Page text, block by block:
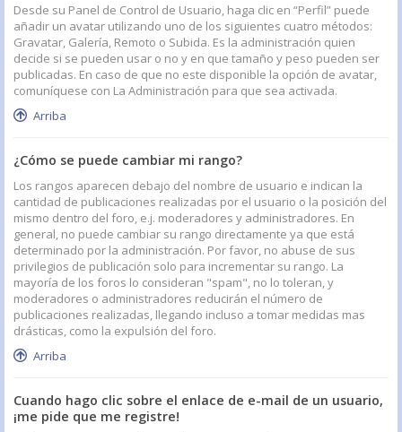
Desde su Panel de Control de Usuario, haga clic en “Perfil” puede
añadir un avatar utilizando uno de los siguientes cuatro métodos:
Gravatar, Galería, Remoto o Subida. Es la administración quien
decide si se pueden usar o no y en que tamaño y peso pueden ser
publicadas. En caso de que no este disponible la opción de avatar,
comuníquese con La Administración para que sea activada.
Arriba
¿Cómo se puede cambiar mi rango?
Los rangos aparecen debajo del nombre de usuario e indican la
cantidad de publicaciones realizadas por el usuario o la posición del
mismo dentro del foro, e.j. moderadores y administradores. En
general, no puede cambiar su rango directamente ya que está
determinado por la administración. Por favor, no abuse de sus
privilegios de publicación solo para incrementar su rango. La
mayoría de los foros lo consideran "spam", no lo toleran, y
moderadores o administradores reducirán el número de
publicaciones realizadas, llegando incluso a tomar medidas mas
drásticas, como la expulsión del foro.
Arriba
Cuando hago clic sobre el enlace de e-mail de un usuario,
¡me pide que me registre!